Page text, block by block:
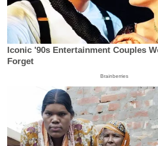
Iconic '90s Entertainment Couples
Forget
Brainberries